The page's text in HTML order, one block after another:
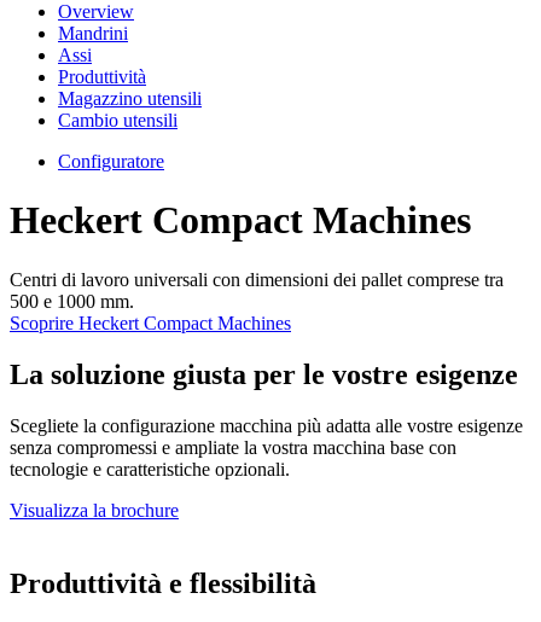
Overview
Mandrini
Assi
Produttività
Magazzino utensili
Cambio utensili
Configuratore
Heckert Compact Machines
Centri di lavoro universali con dimensioni dei pallet comprese tra
500 e 1000 mm.
Scoprire Heckert Compact Machines
La soluzione giusta per le vostre esigenze
Scegliete la configurazione macchina più adatta alle vostre esigenze
senza compromessi e ampliate la vostra macchina base con
tecnologie e caratteristiche opzionali.
Visualizza la brochure
Produttività e flessibilità